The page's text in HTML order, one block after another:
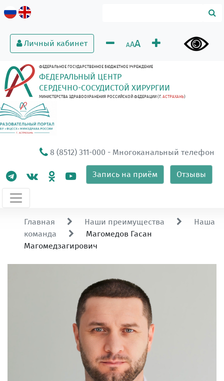
Личный кабинет AAA
ФЕДЕРАЛЬНОЕ ГОСУДАРСТВЕННОЕ БЮДЖЕТНОЕ УЧРЕЖДЕНИЕ
ФЕДЕРАЛЬНЫЙ ЦЕНТР
СЕРДЕЧНО-СОСУДИСТОЙ ХИРУРГИИ
МИНИСТЕРСТВА ЗДРАВООХРАНЕНИЯ РОССИЙСКОЙ ФЕДЕРАЦИИ (Г. АСТРАХАНЬ)
8 (8512) 311-000 - Многоканальный телефон
Запись на приём Отзывы
Главная Наши преимущества
Наша
команда
Магомедов Гасан
Магомедзагирович